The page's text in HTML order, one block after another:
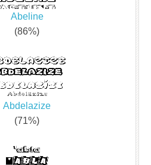
Abeline
(86%)
Abdelazize
(71%)